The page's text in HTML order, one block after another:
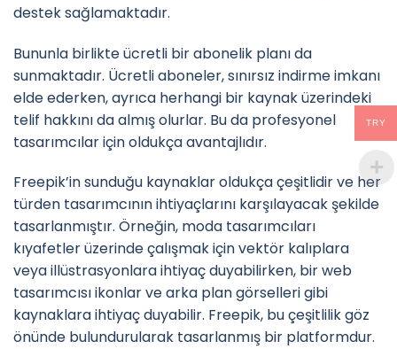
destek sağlamaktadır.
Bununla birlikte ücretli bir abonelik planı da
sunmaktadır. Ücretli aboneler, sınırsız indirme imkanı
elde ederken, ayrıca herhangi bir kaynak üzerindeki
telif hakkını da almış olurlar. Bu da profesyonel
tasarımcılar için oldukça avantajlıdır.
Freepik’in sunduğu kaynaklar oldukça çeşitlidir ve her
türden tasarımcının ihtiyaçlarını karşılayacak şekilde
tasarlanmıştır. Örneğin, moda tasarımcıları
kıyafetler üzerinde çalışmak için vektör kalıplara
veya illüstrasyonlara ihtiyaç duyabilirken, bir web
tasarımcısı ikonlar ve arka plan görselleri gibi
kaynaklara ihtiyaç duyabilir. Freepik, bu çeşitlilik göz
önünde bulundurularak tasarlanmış bir platformdur.
TRY